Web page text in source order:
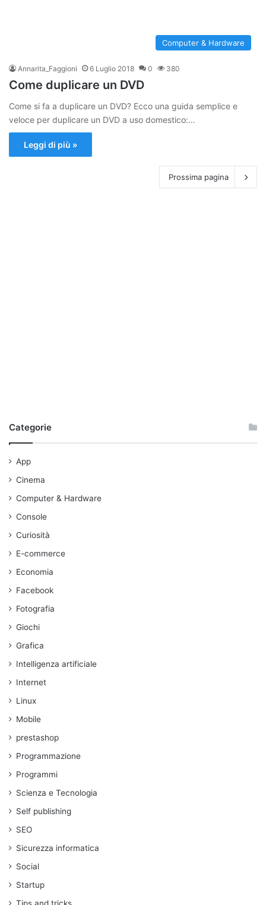
Computer & Hardware
Annarita_Faggioni 6 Luglio 2018 0 380
Come duplicare un DVD
Come si fa a duplicare un DVD? Ecco una guida semplice e
veloce per duplicare un DVD a uso domestico:…
Leggi di più »
Prossima pagina
Categorie
App
Cinema
Computer & Hardware
Console
Curiosità
E-commerce
Economia
Facebook
Fotografia
Giochi
Grafica
Intelligenza artificiale
Internet
Linux
Mobile
prestashop
Programmazione
Programmi
Scienza e Tecnologia
Self publishing
SEO
Sicurezza informatica
Social
Startup
Tips and tricks